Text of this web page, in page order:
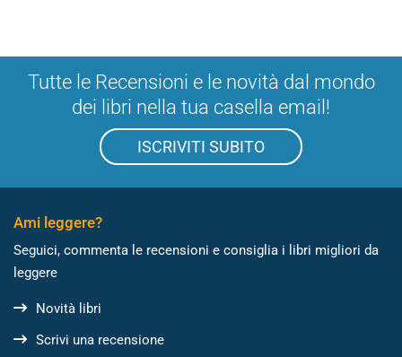
Tutte le Recensioni e le novità dal mondo
dei libri nella tua casella email!
ISCRIVITI SUBITO
Ami leggere?
Seguici, commenta le recensioni e consiglia i libri migliori da
leggere
Novità libri
Scrivi una recensione